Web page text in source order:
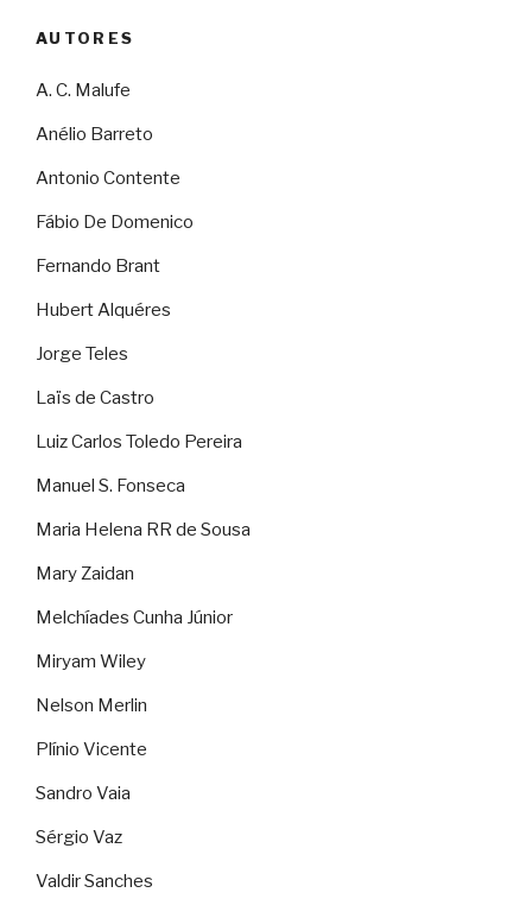
AUTORES
A. C. Malufe
Anélio Barreto
Antonio Contente
Fábio De Domenico
Fernando Brant
Hubert Alquéres
Jorge Teles
Laïs de Castro
Luiz Carlos Toledo Pereira
Manuel S. Fonseca
Maria Helena RR de Sousa
Mary Zaidan
Melchíades Cunha Júnior
Miryam Wiley
Nelson Merlin
Plínio Vicente
Sandro Vaia
Sérgio Vaz
Valdir Sanches